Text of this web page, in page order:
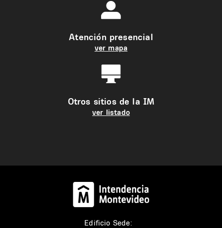
Atención presencial
ver mapa
Otros sitios de la IM
ver listado
Edificio Sede: